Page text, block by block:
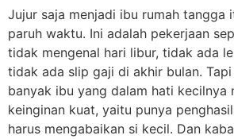
Jujur saja menjadi ibu rumah tangga
paruh waktu. Ini adalah pekerjaan
tidak mengenal hari libur, tidak ada
tidak ada slip gaji di akhir bulan.
banyak ibu yang dalam hati kecilnya
keinginan kuat, yaitu punya
harus mengabaikan si kecil. Dan